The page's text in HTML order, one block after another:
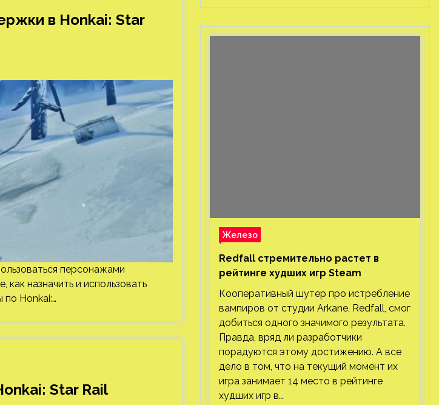
в Honkai: Star
персонажами
назначить и использовать
по Honkai:…
Star Rail
Железо
Redfall стремительно растет в
рейтинге худших игр Steam
Кооперативный шутер про истребление
вампиров от студии Arkane, Redfall, смог
добиться одного значимого результата.
Правда, вряд ли разработчики
порадуются этому достижению. А все
дело в том, что на текущий момент их
игра занимает 14 место в рейтинге
худших игр в…